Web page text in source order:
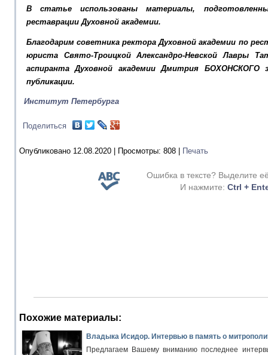
В статье использованы материалы,
реставрации Духовной академии.
Благодарим советника ректора Духовной академии по
юриста Свято-Троицкой Александро-Невской Лавры
аспиранта Духовной академии Дмитрия БОХОНСКОГО
публикации.
Институт Петербурга
Поделиться
Опубликовано 12.08.2020 | Просмотры: 808 Печать
Ошибка в тексте? Выделите
И нажмите: Ctrl +
Похожие материалы:
Владыка Исидор. Интервью в память о
Предлагаем Вашему вниманию последнее